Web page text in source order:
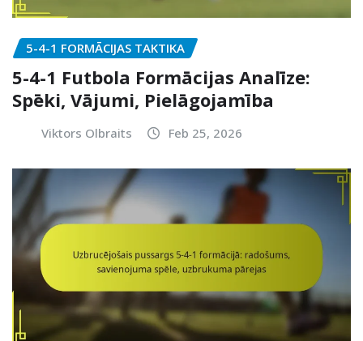
5-4-1 FORMĀCIJAS TAKTIKA
5-4-1 Futbola Formācijas Analīze:
Spēki, Vājumi, Pielāgojamība
Viktors Olbraits Feb 25, 2026